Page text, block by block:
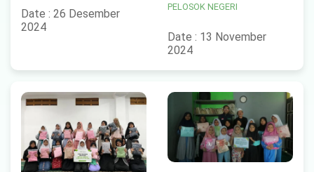
Date : 26 Desember
2024
PELOSOK NEGERI
Date : 13 November
2024